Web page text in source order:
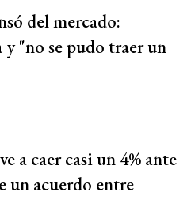
del mercado:
y "no se pudo traer un
a caer casi un 4% ante
un acuerdo entre